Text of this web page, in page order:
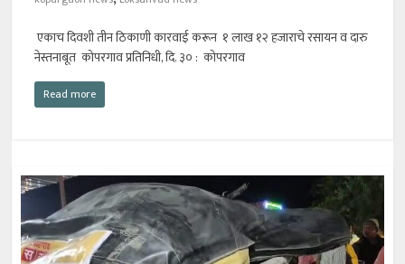
एकाच दिवशी तीन ठिकाणी कारवाई करून १ लाख १२ हजाराचे रसायन व दारु
नेस्तनाबूत कोपरगाव प्रतिनिधी, दि. ३० : कोपरगाव
Read more